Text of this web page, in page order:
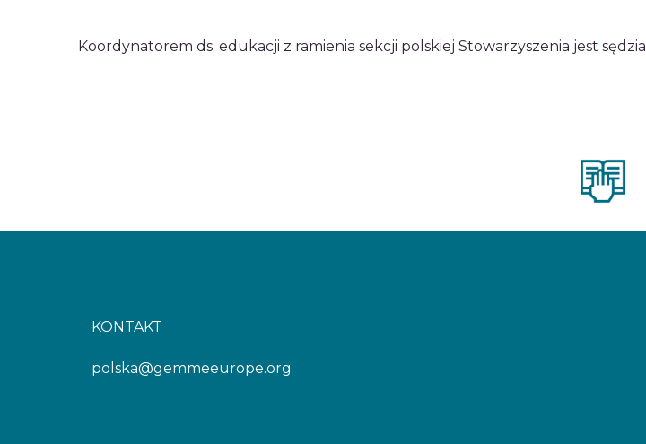
Koordynatorem ds. edukacji z ramienia sekcji polskiej Stowarzyszenia jest sędzia
KONTAKT
polska@gemmeeurope.org